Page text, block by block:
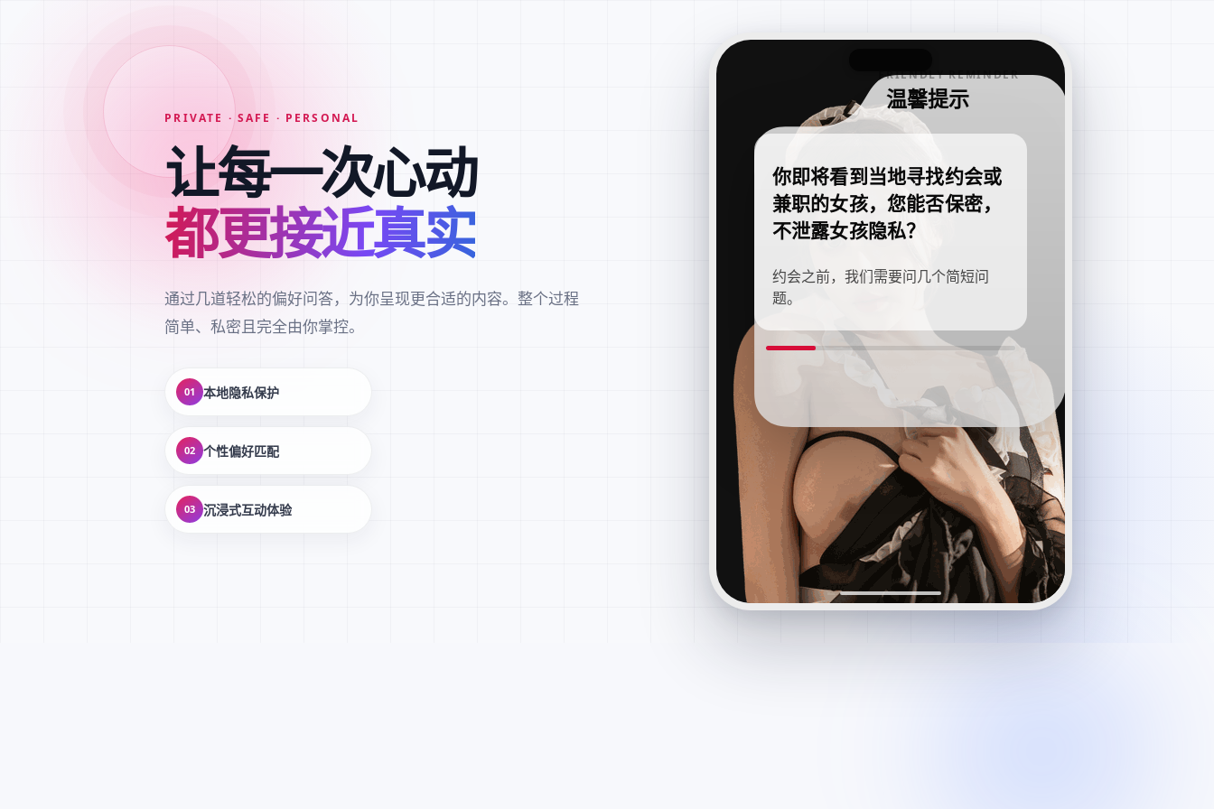
PRIVATE · SAFE · PERSONAL
让每一次心动
都更接近真实
通过几道轻松的偏好问答，为你呈现更合适的内容。整个过程
简单、私密且完全由你掌控。
01 本地隐私保护
02 个性偏好匹配
03 沉浸式互动体验
FRIENDLY REMINDER
温馨提示
你即将看到当地寻找约会或
兼职的女孩，您能否保密，
不泄露女孩隐私？
约会之前，我们需要问几个简短问
题。